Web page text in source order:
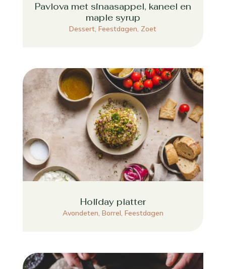
Pavlova met sinaasappel, kaneel en
maple syrup
Dessert,Feestdagen, Zoet
Holiday platter
Avondeten, Borrel, Feestdagen